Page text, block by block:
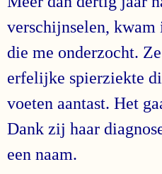
verschijnselen,
die me onderzocht.
erfelijke spierziekte
voeten aantast. Het
Dank zij haar
een naam.